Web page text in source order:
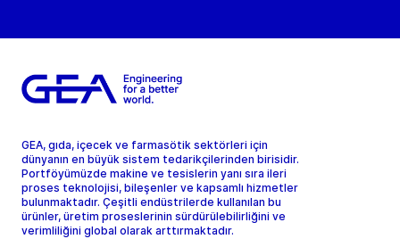
GEA, gıda, içecek ve farmasötik sektörleri için
dünyanın en büyük sistem tedarikçilerinden birisidir.
Portföyümüzde makine ve tesislerin yanı sıra ileri
proses teknolojisi, bileşenler ve kapsamlı hizmetler
bulunmaktadır. Çeşitli endüstrilerde kullanılan bu
ürünler, üretim proseslerinin sürdürülebilirliğini ve
verimliliğini global olarak arttırmaktadır.